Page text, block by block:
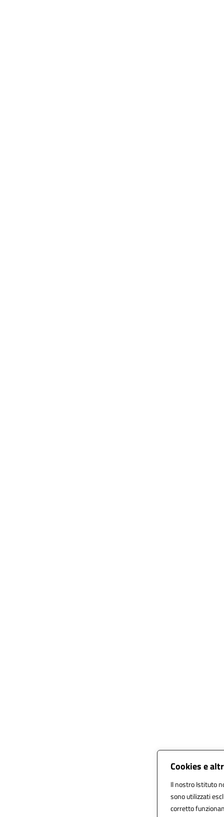
Cookies e
Il nostro Istituto
sono utilizzati
corretto